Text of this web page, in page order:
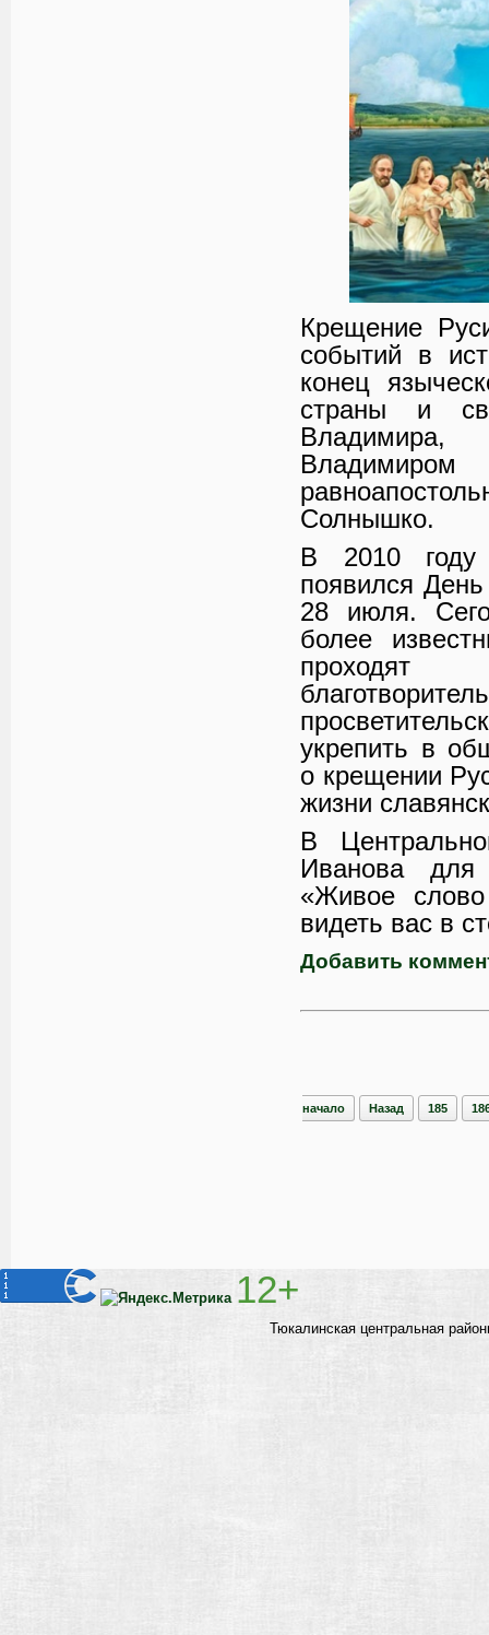
Крещение
событий в
конец
страны и
Владимира,
Солнышко.
В 2010 году
появился
28 июля.
более
укрепить в
о крещении
жизни
В
Иванова для
«Живое
видеть вас в
Добавить
начало Назад 185
12+
Тюкалинская центральная